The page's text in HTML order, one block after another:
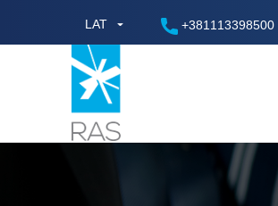
LAT +381113398500